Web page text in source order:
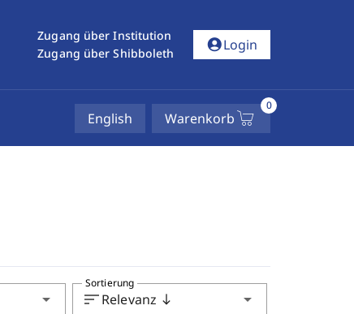
Zugang über Institution
Zugang über Shibboleth
account_circleLogin
English Warenkorb
0
arrow_drop_down sortRelevanz south arrow_drop_down
Sortierung